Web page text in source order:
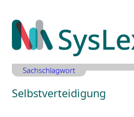
Inhalt
springen
Sachschlagwort
Selbstverteidigung